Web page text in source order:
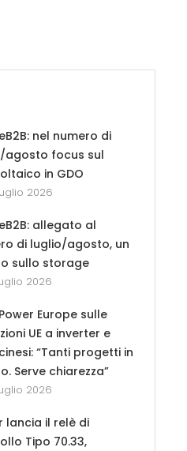
nel numero di
agosto focus sul
in GDO
2026
allegato al
di luglio/agosto, un
sullo storage
2026
Europe sulle
UE a inverter e
“Tanti progetti in
Serve chiarezza”
2026
lancia il relè di
Tipo 70.33,